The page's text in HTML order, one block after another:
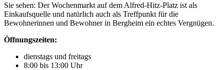
Sie sehen: Der Wochenmarkt auf dem Alfred-Hitz-Platz ist als
Einkaufsquelle und natürlich auch als Treffpunkt für die
Bewohnerinnen und Bewohner in Bergheim ein echtes Vergnügen.
Öffnungszeiten:
dienstags und freitags
8:00 bis 13:00 Uhr